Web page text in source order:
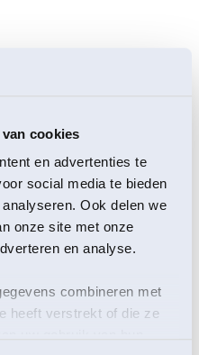
cookies
en advertenties te
social media te bieden
Ook delen we
onze site met onze
en analyse.
combineren met
heeft verstrekt of die ze
tot een kleurrijke
de eerste
naam voor
, bol- en
zestiende eeuw naar ons
naar het Friese
Je ziet er